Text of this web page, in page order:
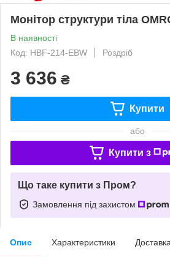
Монітор структури тіла
В наявності
Код: НBF-214-EBW
Роздріб
3 636 ₴
Купити
або
Купити з
Що таке купити з Пром?
Замовлення під захистом
Опис Характеристики Доставка